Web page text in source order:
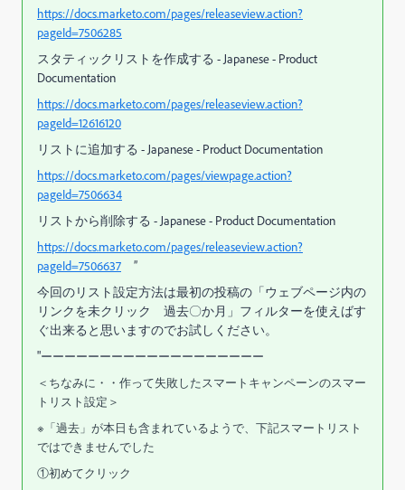
https://docs.marketo.com/pages/releaseview.action?
pageId=7506285
スタティックリストを作成する - Japanese - Product
Documentation
https://docs.marketo.com/pages/releaseview.action?
pageId=12616120
リストに追加する - Japanese - Product Documentation
https://docs.marketo.com/pages/viewpage.action?
pageId=7506634
リストから削除する - Japanese - Product Documentation
https://docs.marketo.com/pages/releaseview.action?
pageId=7506637 ”
今回のリスト設定方法は最初の投稿の「ウェブページ内の
リンクを未クリック 過去〇か月」フィルターを使えばす
ぐ出来ると思いますのでお試しください。
"ーーーーーーーーーーーーーーーーーーー
＜ちなみに・・作って失敗したスマートキャンペーンのスマー
トリスト設定＞
※「過去」が本日も含まれているようで、下記スマートリスト
ではできませんでした
①初めてクリック